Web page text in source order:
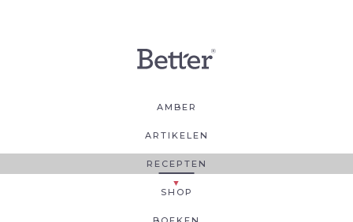
AMBER
ARTIKELEN
RECEPTEN
SHOP